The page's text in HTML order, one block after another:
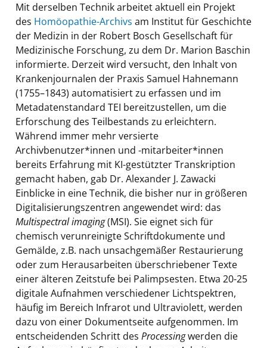
Mit derselben Technik arbeitet aktuell ein Projekt
des Homöopathie-Archivs am Institut für Geschichte
der Medizin in der Robert Bosch Gesellschaft für
Medizinische Forschung, zu dem Dr. Marion Baschin
informierte. Derzeit wird versucht, den Inhalt von
Krankenjournalen der Praxis Samuel Hahnemann
(1755–1843) automatisiert zu erfassen und im
Metadatenstandard TEI bereitzustellen, um die
Erforschung des Teilbestands zu erleichtern.
Während immer mehr versierte
Archivbenutzer*innen und -mitarbeiter*innen
bereits Erfahrung mit KI-gestützter Transkription
gemacht haben, gab Dr. Alexander J. Zawacki
Einblicke in eine Technik, die bisher nur in größeren
Digitalisierungszentren angewendet wird: das
Multispectral imaging(MSI). Sie eignet sich für
chemisch verunreinigte Schriftdokumente und
Gemälde, z.B. nach unsachgemäßer Restaurierung
oder zum Herausarbeiten überschriebener Texte
einer älteren Zeitstufe bei Palimpsesten. Etwa 20-25
digitale Aufnahmen verschiedener Lichtspektren,
häufig im Bereich Infrarot und Ultraviolett, werden
dazu von einer Dokumentseite aufgenommen. Im
entscheidenden Schritt des Processingwerden die